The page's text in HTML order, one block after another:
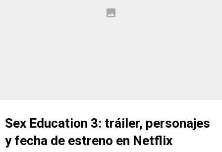
Sex Education 3: tráiler, personajes
y fecha de estreno en Netflix